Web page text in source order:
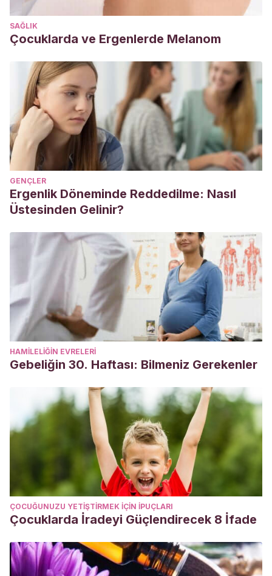
Mesas Carmen, & Sancho Vicente Sonia.(2010). El
ciberacoso en la enseñanza obligatoria.
SAĞLIK
Çocuklarda ve Ergenlerde Melanom
GENÇLER
Ergenlik Döneminde Reddedilme: Nasıl
Üstesinden Gelinir?
HAMILELIĞIN EVRELERI
Gebeliğin 30. Haftası: Bilmeniz Gerekenler
ÇOCUĞUNUZU YETIŞTIRMEK IÇIN IPUÇLARI
Çocuklarda İradeyi Güçlendirecek 8 İfade